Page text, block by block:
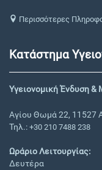
Περισσότερες
Κατάστημα
Υγειονομική Ένδυση &
Αγίου Θωμά 22, 11527
Τηλ.: +30 210 7488 238
Ωράριο Λειτουργίας:
Δευτέρα